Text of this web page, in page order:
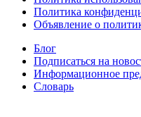
Политика
Объявление о
Блог
Подписаться на
Информационное
Словарь